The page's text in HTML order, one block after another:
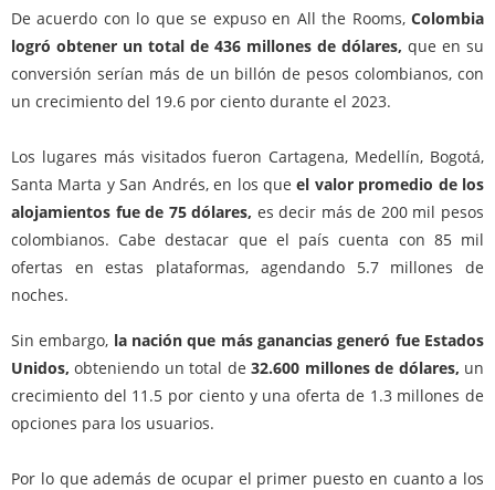
De acuerdo con lo que se expuso en All the Rooms, Colombia
logró obtener un total de 436 millones de dólares, que en su
conversión serían más de un billón de pesos colombianos, con
un crecimiento del 19.6 por ciento durante el 2023.
Los lugares más visitados fueron Cartagena, Medellín, Bogotá,
Santa Marta y San Andrés, en los queel valor promedio de los
alojamientos fue de 75 dólares, es decir más de 200 mil pesos
colombianos. Cabe destacar que el país cuenta con 85 mil
ofertas en estas plataformas, agendando 5.7 millones de
noches.
Sin embargo, la nación que más ganancias generó fue Estados
Unidos,obteniendo un total de 32.600 millones de dólares, un
crecimiento del 11.5 por ciento y una oferta de 1.3 millones de
opciones para los usuarios.
Por lo que además de ocupar el primer puesto en cuanto a los